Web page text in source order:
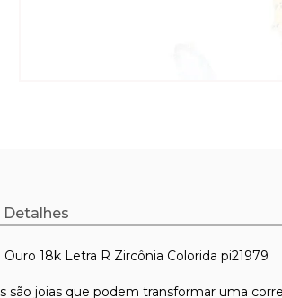
Detalhes
18k Letra R Zircônia Colorida pi21979
são joias que podem transformar uma